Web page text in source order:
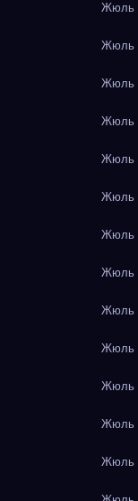
Жюль
Жюль
Жюль
Жюль
Жюль
Жюль
Жюль
Жюль
Жюль
Жюль
Жюль
Жюль
Жюль